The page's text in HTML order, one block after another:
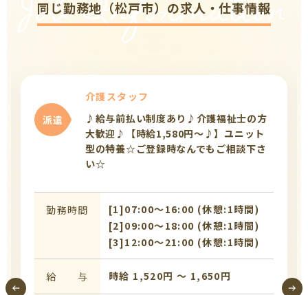
Job Information
同じ勤務地（松戸市）の求人・仕事情報
派遣
介護スタッフ
♪給与前払い制度あり♪介護福祉士の方
大歓迎♪【時給1,580円～♪】ユニット
型の特養☆ご登録時なんでもご相談下さ
い☆
勤務時間
[1]07:00〜16:00 (休憩:1時間)
[2]09:00〜18:00 (休憩:1時間)
[3]12:00〜21:00 (休憩:1時間)
給 与 時給 1,520円 〜 1,650円